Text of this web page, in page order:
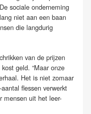
sociale onderneming
niet aan een baan
die langdurig
van de prijzen
geld. “Maar onze
Het is niet zomaar
flessen verwerkt
mensen uit het leer-